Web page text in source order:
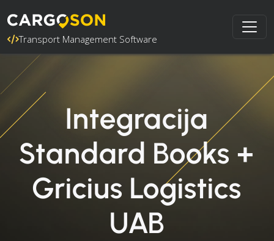
Transport Management Software
Integracija
Standard Books +
Gricius Logistics
UAB